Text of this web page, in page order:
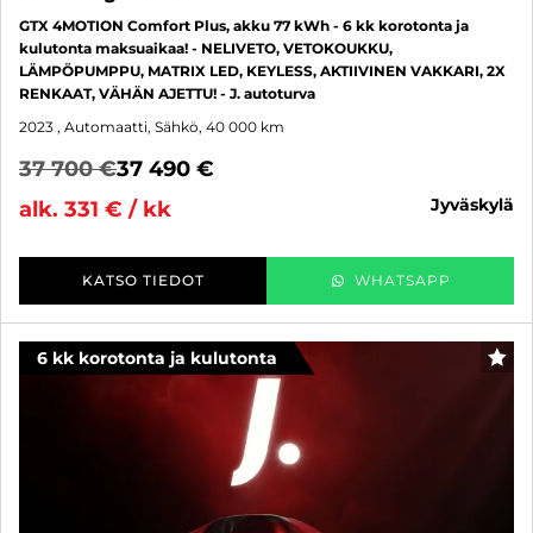
GTX 4MOTION Comfort Plus, akku 77 kWh - 6 kk korotonta ja
kulutonta maksuaikaa! - NELIVETO, VETOKOUKKU,
LÄMPÖPUMPPU, MATRIX LED, KEYLESS, AKTIIVINEN VAKKARI, 2X
RENKAAT, VÄHÄN AJETTU! - J. autoturva
2023 , Automaatti, Sähkö, 40 000 km
37 700 €37 490 €
alk. 331 € / kk
jyväskylä
KATSO TIEDOT WHATSAPP
6 kk korotonta ja kulutonta